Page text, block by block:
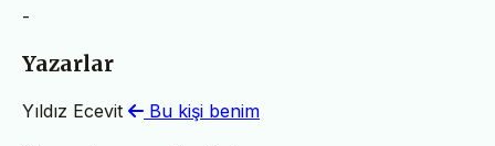
-
Yazarlar
Yıldız Ecevit Bu kişi benim